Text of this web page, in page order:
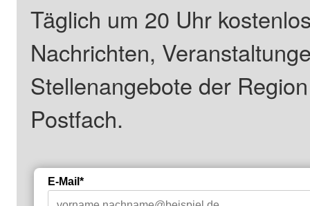
Täglich um 20 Uhr
Nachrichten,
Stellenangebote der
Postfach.
E-Mail*